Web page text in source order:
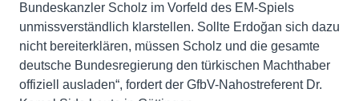
Bundeskanzler Scholz im Vorfeld des EM-Spiels
unmissverständlich klarstellen. Sollte Erdoğan sich dazu
nicht bereiterklären, müssen Scholz und die gesamte
deutsche Bundesregierung den türkischen Machthaber
offiziell ausladen“, fordert der GfbV-Nahostreferent Dr.